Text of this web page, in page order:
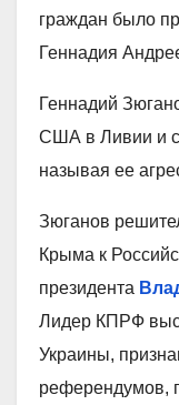
граждан было
Геннадия
Геннадий
США в Ливии и
называя ее
Зюганов
Крыма к
президента
Лидер КПРФ
Украины,
референдумов,